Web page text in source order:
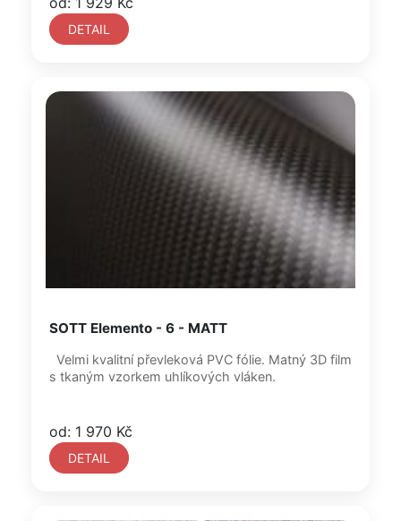
DETAIL
SOTT Elemento - 6 - MATT
s tkaným vzorkem uhlíkových vláken.
od: 1 970 Kč
DETAIL